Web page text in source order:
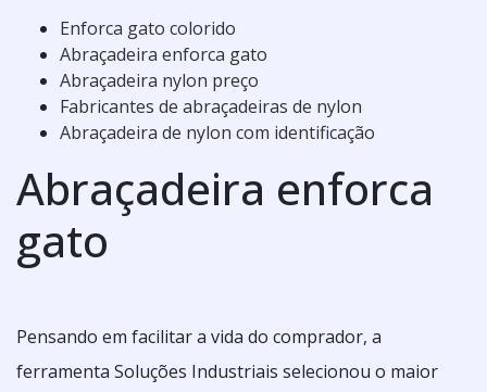
Enforca gato colorido
Abraçadeira enforca gato
Abraçadeira nylon preço
Fabricantes de abraçadeiras de nylon
Abraçadeira de nylon com identificação
Abraçadeira enforca
gato
Pensando em facilitar a vida do comprador, a
ferramenta Soluções Industriais selecionou o maior